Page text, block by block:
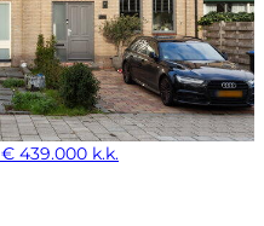
€ 439.000 k.k.